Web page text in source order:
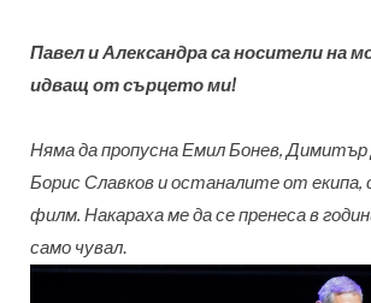
Павел и Александра са носители на
идващ от сърцето ми!
Няма да пропусна Емил Бонев,
Борис Славков и останалите от екипа,
филм. Накараха ме да се пренеса в
само чувал.